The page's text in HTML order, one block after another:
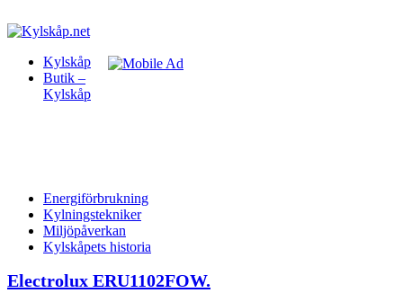
Kylskåp
Butik –
Kylskåp
Energiförbrukning
Kylningstekniker
Miljöpåverkan
Kylskåpets historia
Electrolux ERU1102FOW.